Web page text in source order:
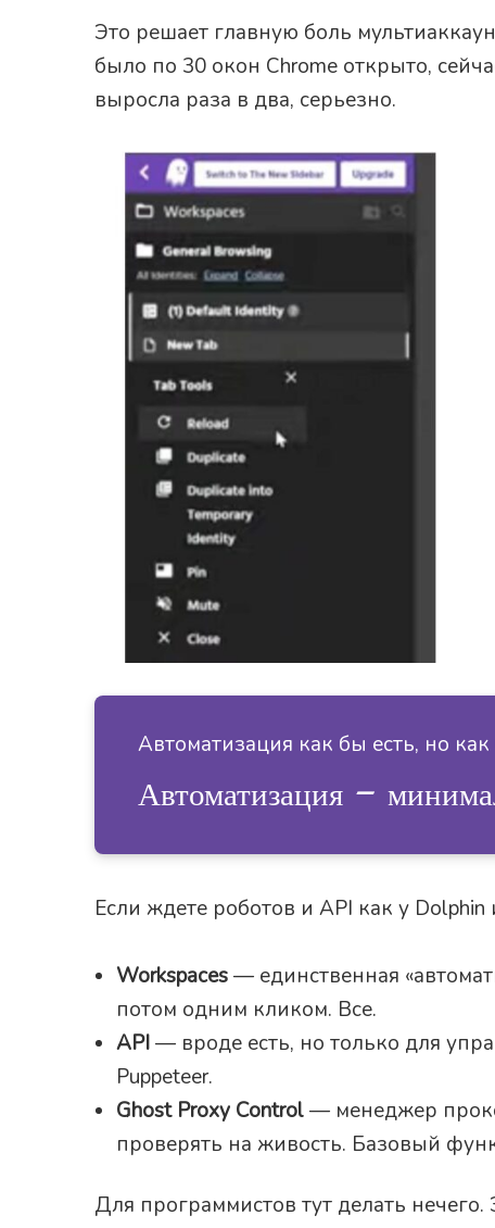
Это решает главную боль
было по 30 окон Chrome открыто,
выросла раза в два, серьезно.
Автоматизация как бы есть, но
Автоматизация —
Если ждете роботов и API как у
Workspaces— единственная
потом одним кликом. Все.
API— вроде есть, но только для
Puppeteer.
Ghost Proxy Control— менеджер
проверять на живость. Базовый
Для программистов тут делать